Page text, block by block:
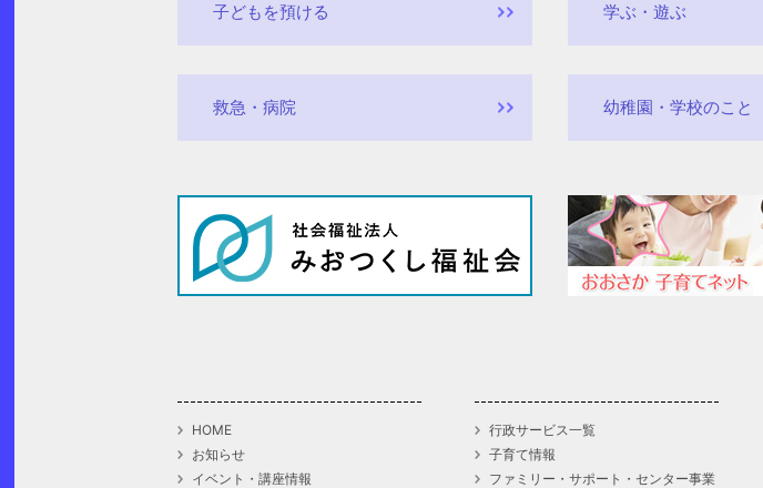
子どもを預ける 学ぶ・遊ぶ
救急・病院 幼稚園・学校のこと
HOME
お知らせ
イベント・講座情報
行政サービス一覧
子育て情報
ファミリー・サポート・センター事業